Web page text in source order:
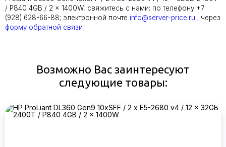
/ P840 4GB / 2 x 1400W, свяжитесь с нами: по телефону +7
(928) 628-66-88; электронной почте info@server-price.ru ; через
форму обратной связи
Возможно Вас заинтересуют
следующие товары: